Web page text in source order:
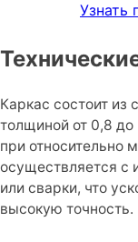
Узнать
Каркас состоит из
толщиной от 0,8 до
при относительно
осуществляется с
или сварки, что
высокую точность.